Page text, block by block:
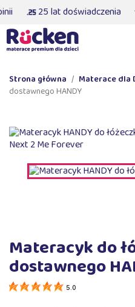
25 lat doświadczenia
Strona główna Materace dla
dostawnego HANDY
Materacyk do
dostawnego
5.0